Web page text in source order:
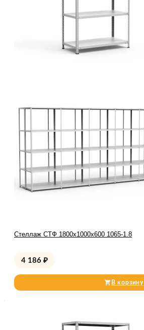
Стеллаж СТФ 1800x1000x600 1065-1.8
4 186 ₽
В корзину